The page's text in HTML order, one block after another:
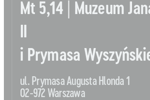
Mt 5,14 | Muzeum
i Prymasa
ul. Prymasa Augusta Hlonda 1
02-972 Warszawa